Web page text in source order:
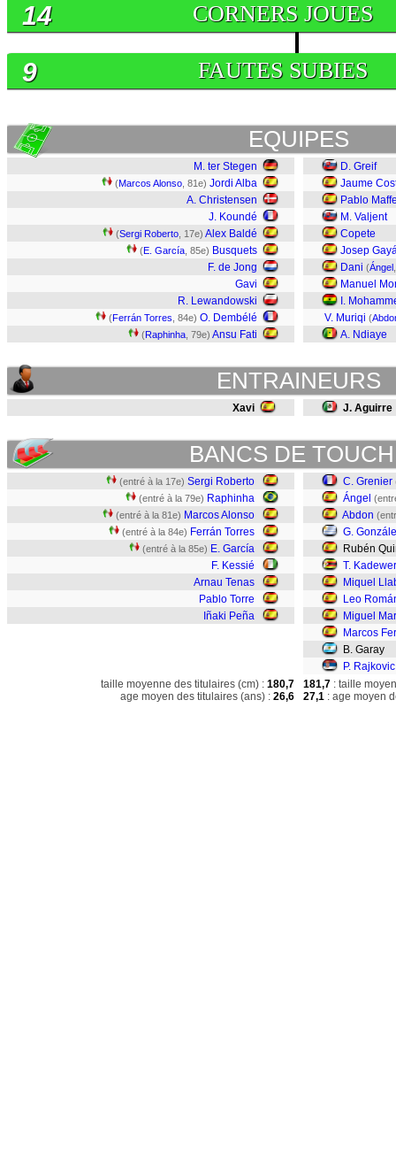
CORNERS JOUES
14
FAUTES SUBIES
9
EQUIPES
M. ter Stegen
(Marcos Alonso , 81e) Jordi Alba
A. Christensen
J. Koundé
(Sergi Roberto , 17e) Alex Baldé
(E. García , 85e) Busquets
F. de Jong
Gavi
R. Lewandowski
(Ferrán Torres , 84e) O. Dembélé
(Raphinha , 79e) Ansu Fati
D. Greif
Jaume
Pablo
M. Valjent
Copete
Josep
Dani (Ángel
Manuel
I.
V. Muriqi (
A. Ndiaye
ENTRAINEURS
Xavi J. Aguirre
BANCS DE
(entré à la 17e) Sergi Roberto
(entré à la 79e) Raphinha
(entré à la 81e) Marcos Alonso
(entré à la 84e) Ferrán Torres
(entré à la 85e) E. García
F. Kessié
Arnau Tenas
Pablo Torre
Iñaki Peña
C. Grenier
Ángel
Abdon
G.
Rubén
T.
Miquel
Leo
Miguel
Marcos
B. Garay
P. Rajkovic
taille moyenne des titulaires (cm) : 180,7
age moyen des titulaires (ans) : 26,6
181,7 : taille
27,1 : age moyen